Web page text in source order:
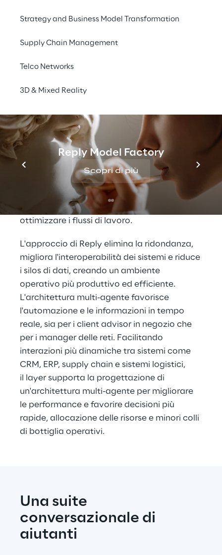
Strategy and Business Model Transformation
Supply Chain Management
Telco Networks
3D & Mixed Reality
Reply Model Factory
Scopri di più
ecosistemi IT frammentati, in cui vari sistemi
nelle sedi centrali che nelle reti di vendita.
causare rallentamenti operativi, esperienze
clienti incoerenti e un aumento dei costi
operativi. Per affrontare queste sfide, Reply
propone un approccio basato sull'AI per
raggruppare tutti i sistemi del negozio sotto
un unico layer, per ottenere interfacce più
fluide per i client advisor, semplificare le
interazioni tra le diverse applicazioni e
ottimizzare i flussi di lavoro.
L'approccio di Reply elimina la ridondanza,
migliora l'interoperabilità dei sistemi e riduce
i silos di dati, creando un ambiente
operativo più produttivo ed efficiente.
L'architettura multi-agente favorisce
l'automazione e le informazioni in tempo
reale, sia per i client advisor in negozio che
per i manager delle reti. Facilitando
interazioni più dinamiche tra sistemi come
CRM, ERP, supply chain e sistemi logistici,
il layer supporta la progettazione di
un'architettura multi-agente per migliorare
le performance e favorire decisioni più
rapide, allocazione delle risorse e minori colli
di bottiglia operativi.
Una suite
conversazionale di
aiutanti